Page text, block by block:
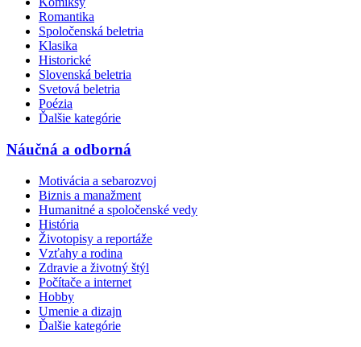
Romantika
Spoločenská beletria
Klasika
Historické
Slovenská beletria
Svetová beletria
Poézia
Ďalšie kategórie
Náučná a odborná
Motivácia a sebarozvoj
Biznis a manažment
Humanitné a spoločenské vedy
História
Životopisy a reportáže
Vzťahy a rodina
Zdravie a životný štýl
Počítače a internet
Hobby
Umenie a dizajn
Ďalšie kategórie